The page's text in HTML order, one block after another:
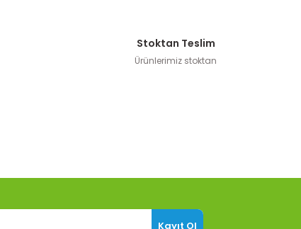
Stoktan Teslim
Ürünlerimiz stoktan
Kayıt Ol